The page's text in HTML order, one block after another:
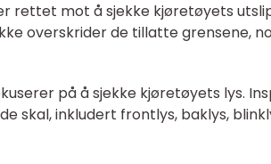
rettet mot å sjekke kjøretøyets
overskrider de tillatte grensene,
på å sjekke kjøretøyets lys.
skal, inkludert frontlys, baklys,